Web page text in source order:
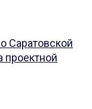
Саратовской
проектной